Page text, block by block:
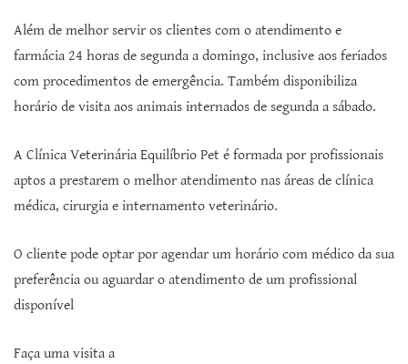
Além de melhor servir os clientes com o atendimento e
farmácia 24 horas de segunda a domingo, inclusive aos feriados
com procedimentos de emergência. Também disponibiliza
horário de visita aos animais internados de segunda a sábado.
A Clínica Veterinária Equilíbrio Pet é formada por profissionais
aptos a prestarem o melhor atendimento nas áreas de clínica
médica, cirurgia e internamento veterinário.
O cliente pode optar por agendar um horário com médico da sua
preferência ou aguardar o atendimento de um profissional
disponível
Faça uma visita a